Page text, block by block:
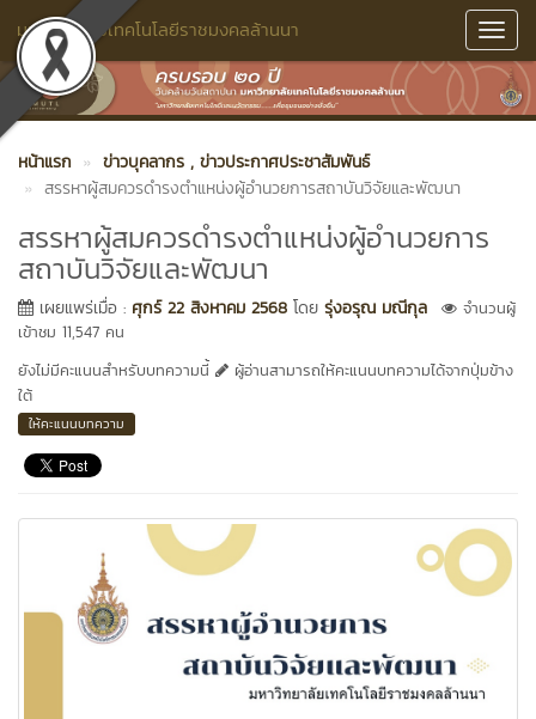
มหาวิทยาลัยเทคโนโลยีราชมงคลล้านนา
หน้าแรก ข่าวบุคลากร , ข่าวประกาศประชาสัมพันธ์
สรรหาผู้สมควรดำรงตำแหน่งผู้อำนวยการสถาบันวิจัยและพัฒนา
สรรหาผู้สมควรดำรงตำแหน่งผู้อำนวยการ
สถาบันวิจัยและพัฒนา
เผยแพร่เมื่อ : ศุกร์ 22 สิงหาคม 2568 โดย รุ่งอรุณ มณีกุล
จำนวนผู้
เข้าชม 11,547 คน
ยังไม่มีคะแนนสำหรับบทความนี้
ผู้อ่านสามารถให้คะแนนบทความได้จากปุ่มข้าง
ใต้
ให้คะแนนบทความ